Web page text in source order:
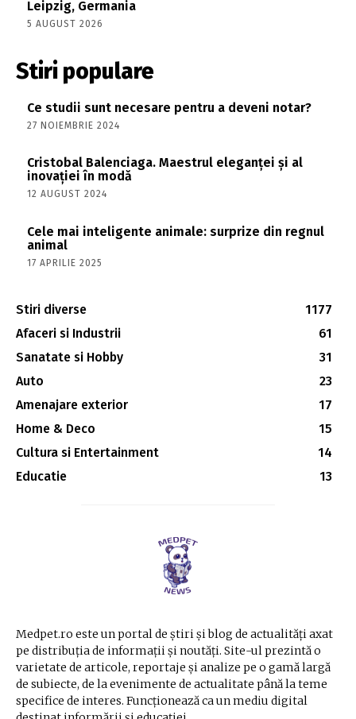
Leipzig, Germania
5 AUGUST 2026
Stiri populare
Ce studii sunt necesare pentru a deveni notar?
27 NOIEMBRIE 2024
Cristobal Balenciaga. Maestrul eleganței și al
inovației în modă
12 AUGUST 2024
Cele mai inteligente animale: surprize din regnul
animal
17 APRILIE 2025
Stiri diverse
1177
Afaceri si Industrii
61
Sanatate si Hobby
31
Auto
23
Amenajare exterior
17
Home & Deco
15
Cultura si Entertainment
14
Educatie
13
Medpet.ro este un portal de știri și blog de actualități axat
pe distribuția de informații și noutăți. Site-ul prezintă o
varietate de articole, reportaje și analize pe o gamă largă
de subiecte, de la evenimente de actualitate până la teme
specifice de interes. Funcționează ca un mediu digital